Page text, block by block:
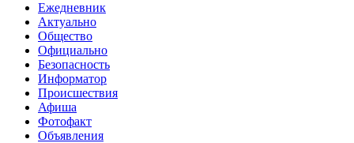
Ежедневник
Актуально
Общество
Официально
Безопасность
Информатор
Происшествия
Афиша
Фотофакт
Объявления